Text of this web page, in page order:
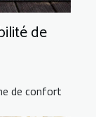
de
de confort